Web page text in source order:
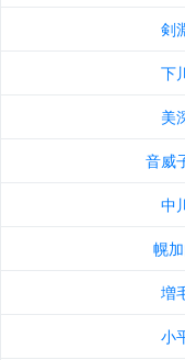
剣
下
美
音威
中
幌
増
小